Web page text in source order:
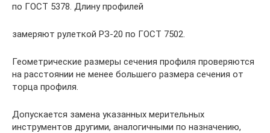
по ГОСТ 5378. Длину профилей
замеряют рулеткой РЗ-20 по ГОСТ 7502.
Геометрические размеры сечения профиля проверяются
на расстоянии не менее большего размера сечения от
торца профиля.
Допускается замена указанных мерительных
инструментов другими, аналогичными по назначению,